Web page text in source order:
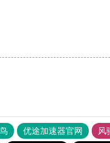
优途加速器官网 风